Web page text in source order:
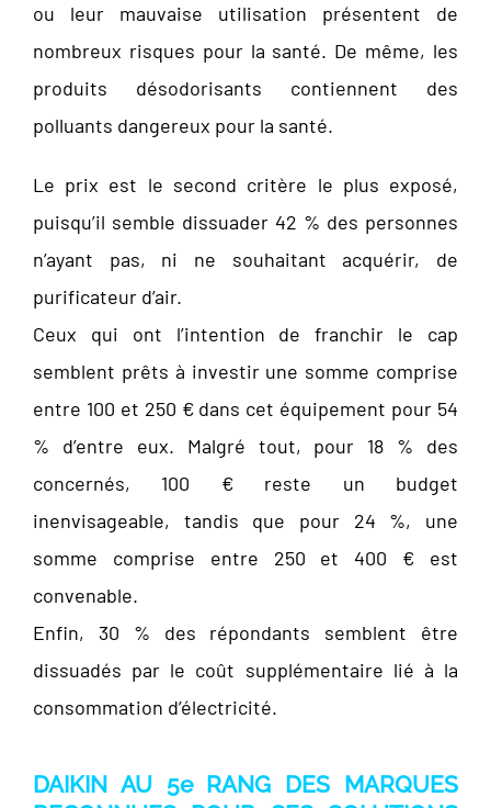
ou leur mauvaise utilisation présentent de
nombreux risques pour la santé. De même, les
produits désodorisants contiennent des
polluants dangereux pour la santé.
Le prix est le second critère le plus exposé,
puisqu’il semble dissuader 42 % des personnes
n’ayant pas, ni ne souhaitant acquérir, de
purificateur d’air.
Ceux qui ont l’intention de franchir le cap
semblent prêts à investir une somme comprise
entre 100 et 250 € dans cet équipement pour 54
% d’entre eux. Malgré tout, pour 18 % des
concernés, 100 € reste un budget
inenvisageable, tandis que pour 24 %, une
somme comprise entre 250 et 400 € est
convenable.
Enfin, 30 % des répondants semblent être
dissuadés par le coût supplémentaire lié à la
consommation d’électricité.
DAIKIN AU 5e RANG DES MARQUES